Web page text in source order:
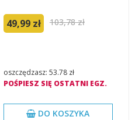
49,99 zł 103,78 zł
oszczędzasz: 53.78 zł
POŚPIESZ SIĘ OSTATNI EGZ.
DO KOSZYKA